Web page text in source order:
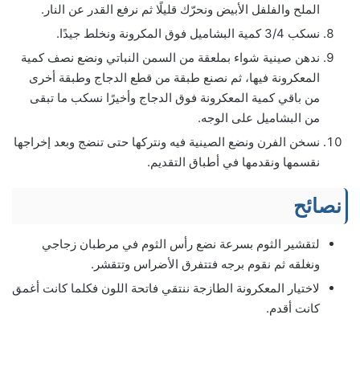
الملح والفلفل الأبيض ونحرّك قليلًا ثم نرفع القدر عن النار.
نسكب 3/4 كمية البشاميل فوق المكرونة ونخلط جيدًا.
ندهن صينية شواء بملعقة من السمن النباتي ونضع نصف كمية
المعكرونة فيها، ثم نصنع طبقة من قطع الدجاج وطبقة أخرى
من باقي كمية المعكرونة فوق الدجاج وأخيرًا نسكب ما تبقى
من البشاميل على الوجه.
نسخن الفرن ونضع الصينية فيه ونتركها حتى تنضج وبعد إخراجها
نقسمها ونقدمها في أطباق التقديم.
نصائح
لتقشير الثوم بسرعة نضع رأس الثوم في مرطبان زجاجي
ونغلقه ثم نقوم برجه فتتفرق الأضراس وتتقشر.
لاختيار المعكرونة الطازجة ننتقي فاتحة اللون فكلما كانت أغمق
كانت أقدم.